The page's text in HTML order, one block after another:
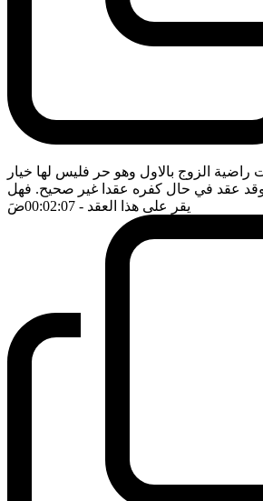
راضية الزوج بالاول وهو حر فليس لها خيار
عقد في حال كفره عقدا غير صحيح. فهل
يقر على هذا العقد - 00:02:07 ضَ